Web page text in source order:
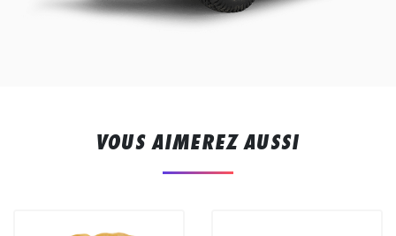
VOUS AIMEREZ AUSSI